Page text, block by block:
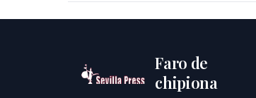
Faro de
chipiona